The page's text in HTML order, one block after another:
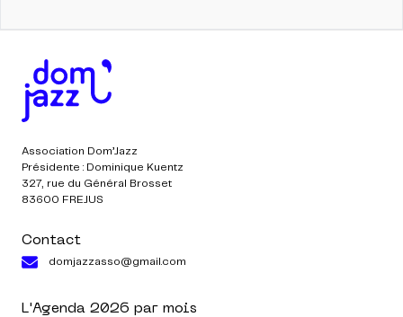
Association Dom’Jazz
Présidente : Dominique Kuentz
327, rue du Général Brosset
83600 FREJUS
Contact
domjazzasso@gmail.com
L'Agenda 2026 par mois